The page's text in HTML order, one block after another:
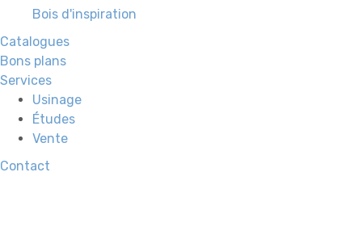
Bois d'inspiration
Catalogues
Bons plans
Services
Usinage
Études
Vente
Contact